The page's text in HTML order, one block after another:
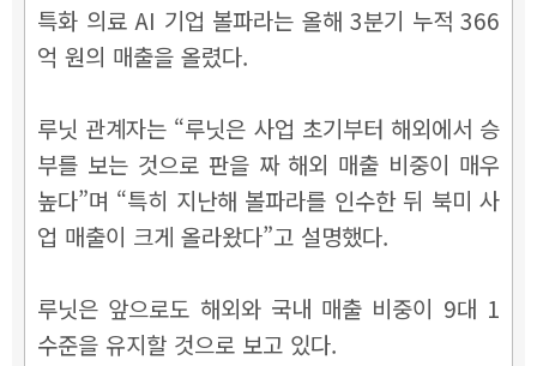
특화 의료 AI 기업 볼파라는 올해 3분기 누적 366
억 원의 매출을 올렸다.
루닛 관계자는 “루닛은 사업 초기부터 해외에서 승
부를 보는 것으로 판을 짜 해외 매출 비중이 매우
높다”며 “특히 지난해 볼파라를 인수한 뒤 북미 사
업 매출이 크게 올라왔다”고 설명했다.
루닛은 앞으로도 해외와 국내 매출 비중이 9대 1
수준을 유지할 것으로 보고 있다.